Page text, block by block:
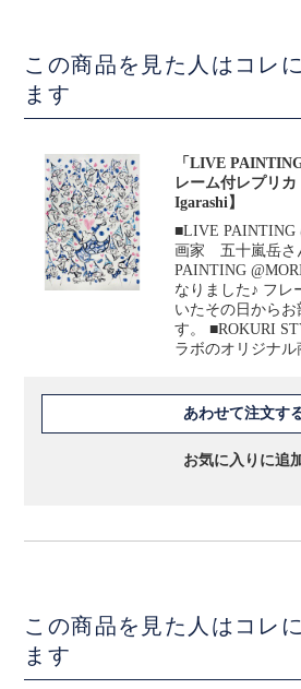
この商品を見た人はコレ
ます
「LIVE
レーム付レプリ
Igarashi】
■LIVE PAINTING
画家 五十嵐岳さ
PAINTING
なりました♪ フレ
いたその日から
す。 ■ROKURI
ラボのオリジナル
あわせて注文す
お気に入りに追
この商品を見た人はコレ
ます